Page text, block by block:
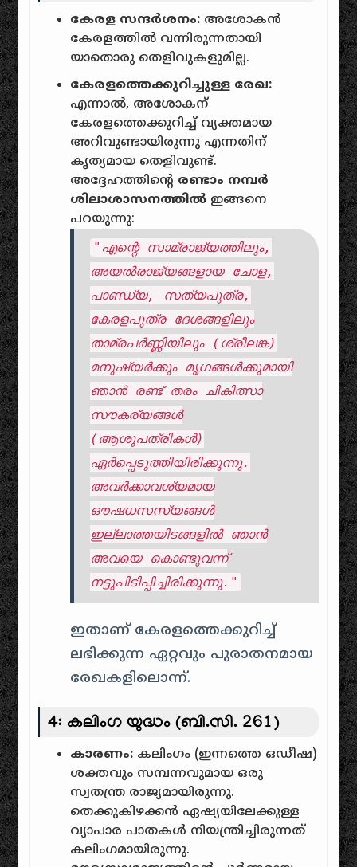
കേരള സന്ദർശനം: അശോകൻ
കേരളത്തിൽ വന്നിരുന്നതായി
യാതൊരു തെളിവുകളുമില്ല.
കേരളത്തെക്കുറിച്ചുള്ള രേഖ:
എന്നാൽ, അശോകന്
കേരളത്തെക്കുറിച്ച് വ്യക്തമായ
അറിവുണ്ടായിരുന്നു എന്നതിന്
കൃത്യമായ തെളിവുണ്ട്.
അദ്ദേഹത്തിന്റെ രണ്ടാം നമ്പർ
ശിലാശാസനത്തിൽ ഇങ്ങനെ
പറയുന്നു:
"എന്റെ സാമ്രാജ്യത്തിലും,
അയൽരാജ്യങ്ങളായ ചോള,
പാണ്ഡ്യ, സത്യപുത്ര,
കേരളപുത്ര ദേശങ്ങളിലും
താമ്രപർണ്ണിയിലും (ശ്രീലങ്ക)
മനുഷ്യർക്കും മൃഗങ്ങൾക്കുമായി
ഞാൻ രണ്ട് തരം ചികിത്സാ
സൗകര്യങ്ങൾ
(ആശുപത്രികൾ)
ഏർപ്പെടുത്തിയിരിക്കുന്നു.
അവർക്കാവശ്യമായ
ഔഷധസസ്യങ്ങൾ
ഇല്ലാത്തയിടങ്ങളിൽ ഞാൻ
അവയെ കൊണ്ടുവന്ന്
നട്ടുപിടിപ്പിച്ചിരിക്കുന്നു."
ഇതാണ് കേരളത്തെക്കുറിച്ച്
ലഭിക്കുന്ന ഏറ്റവും പുരാതനമായ
രേഖകളിലൊന്ന്.
4: കലിംഗ യുദ്ധം (ബി.സി. 261)
കാരണം: കലിംഗം (ഇന്നത്തെ ഒഡീഷ)
ശക്തവും സമ്പന്നവുമായ ഒരു
സ്വതന്ത്ര രാജ്യമായിരുന്നു.
തെക്കുകിഴക്കൻ ഏഷ്യയിലേക്കുള്ള
വ്യാപാര പാതകൾ നിയന്ത്രിച്ചിരുന്നത്
കലിംഗമായിരുന്നു.